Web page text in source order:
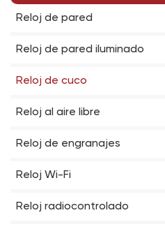
Reloj de pared
Reloj de pared iluminado
Reloj de cuco
Reloj al aire libre
Reloj de engranajes
Reloj Wi-Fi
Reloj radiocontrolado